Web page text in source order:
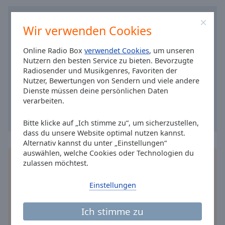
Wir verwenden Cookies
Online Radio Boxverwendet Cookies, um unseren
Nutzern den besten Service zu bieten. Bevorzugte
Radiosender und Musikgenres, Favoriten der
Nutzer, Bewertungen von Sendern und viele andere
Dienste müssen deine persönlichen Daten
verarbeiten.
Bitte klicke auf „Ich stimme zu“, um sicherzustellen,
dass du unsere Website optimal nutzen kannst.
Alternativ kannst du unter „Einstellungen“
auswählen, welche Cookies oder Technologien du
zulassen möchtest.
Ich stimme zu
Einstellungen
Area
Background
Opacity
Installieren Sie gratis
Sie Ihr Lieblingsradio online an, wo Sie immer